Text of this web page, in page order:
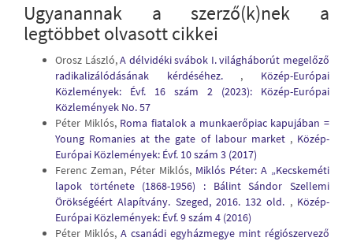
Ugyanannak a szerző(k)nek a
legtöbbet olvasott cikkei
Orosz László,A délvidéki svábok I. világháborút megelőző
radikalizálódásának kérdéséhez. , Közép-Európai
Közlemények: Évf. 16 szám 2 (2023): Közép-Európai
Közlemények No. 57
Péter Miklós, Roma fiatalok a munkaerőpiac kapujában =
Young Romanies at the gate of labour market , Közép-
Európai Közlemények: Évf. 10 szám 3 (2017)
Ferenc Zeman, Péter Miklós, Miklós Péter: A „Kecskeméti
lapok története (1868-1956) : Bálint Sándor Szellemi
Örökségéért Alapítvány. Szeged, 2016. 132 old. , Közép-
Európai Közlemények: Évf. 9 szám 4 (2016)
Péter Miklós, A csanádi egyházmegye mint régiószervező